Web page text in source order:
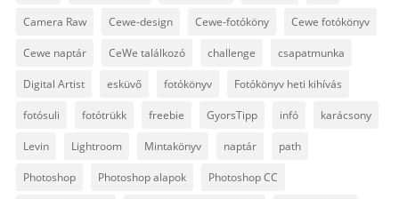
Camera Raw Cewe-design Cewe-fotóköny Cewe fotókönyv
Cewe naptár CeWe találkozó challenge csapatmunka
Digital Artist esküvő fotókönyv Fotókönyv heti kihívás
fotósuli fotótrükk freebie GyorsTipp infó karácsony
Levin Lightroom Mintakönyv naptár path
Photoshop Photoshop alapok Photoshop CC